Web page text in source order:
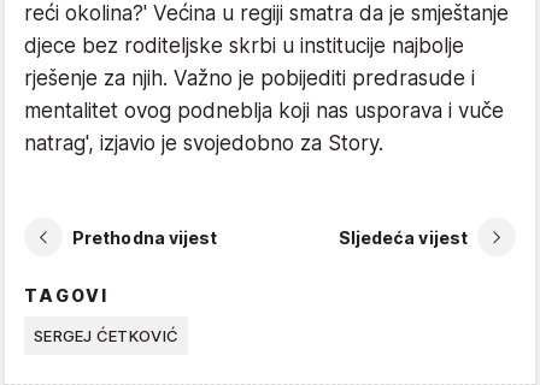
reći okolina?' Većina u regiji smatra da je smještanje
djece bez roditeljske skrbi u institucije najbolje
rješenje za njih. Važno je pobijediti predrasude i
mentalitet ovog podneblja koji nas usporava i vuče
natrag', izjavio je svojedobno za Story.
Prethodna vijest Sljedeća vijest
TAGOVI
SERGEJ ĆETKOVIĆ